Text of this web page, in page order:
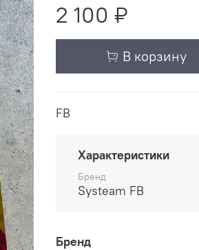
2 100 ₽
В корзину
FB
Характеристики
Бренд
Systeam FB
Бренд